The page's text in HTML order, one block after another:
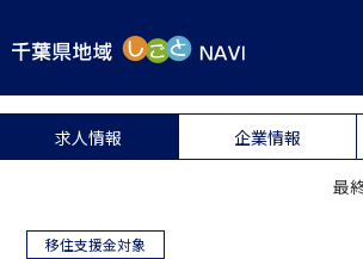
求人情報 企業情報
最
移住支援金対象